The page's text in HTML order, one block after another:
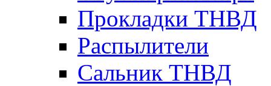
Прокладки ТНВД
Распылители
Сальник ТНВД